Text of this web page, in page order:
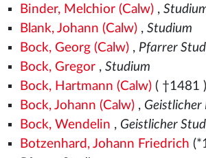
Binder, Melchior (Calw),
Blank, Johann (Calw), Studium
Bock, Georg (Calw), Pfarrer
Bock, Gregor, Studium
Bock, Hartmann (Calw)( †1481
Bock, Johann (Calw), Geistlicher
Bock, Wendelin , Geistlicher
Botzenhard, Johann Friedrich